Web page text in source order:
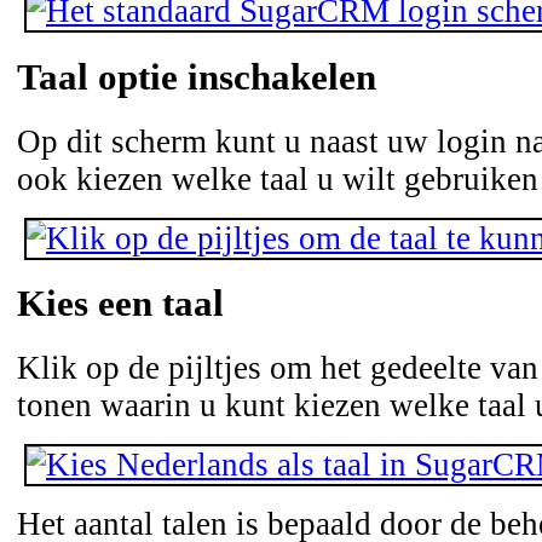
Taal optie inschakelen
Op dit scherm kunt u naast uw login
ook kiezen welke taal u wilt
Kies een taal
Klik op de pijltjes om het gedeelte
tonen waarin u kunt kiezen welke
Het aantal talen is bepaald door de